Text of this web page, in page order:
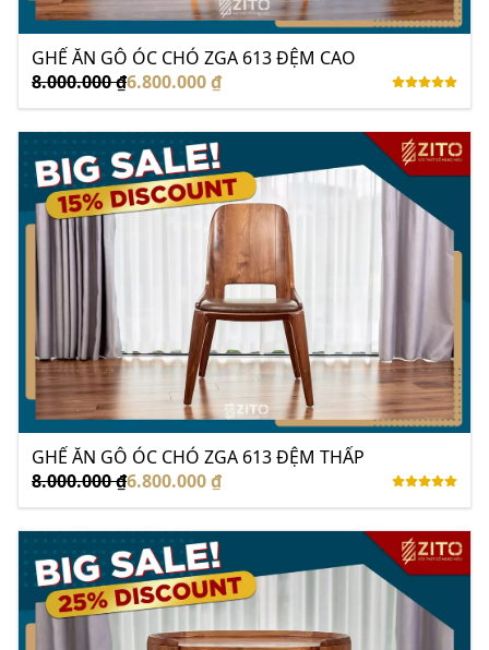
GHẾ ĂN GỖ ÓC CHÓ ZGA 613 ĐỆM CAO
8.000.000 ₫6.800.000 ₫
GHẾ ĂN GỖ ÓC CHÓ ZGA 613 ĐỆM THẤP
8.000.000 ₫6.800.000 ₫